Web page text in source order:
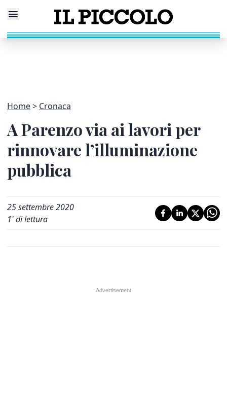
Home Cronaca
A Parenzo via ai lavori per
rinnovare l’illuminazione
pubblica
25 settembre 2020
1' di lettura